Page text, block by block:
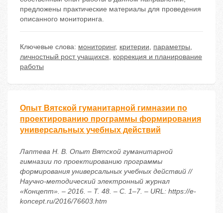
предложены практические материалы для проведения
описанного мониторинга.
Ключевые слова: мониторинг, критерии, параметры,
личностный рост учащихся, коррекция и планирование
работы
Опыт Вятской гуманитарной гимназии по
проектированию программы формирования
универсальных учебных действий
Лаптева Н. В. Опыт Вятской гуманитарной
гимназии по проектированию программы
формирования универсальных учебных действий //
Научно-методический электронный журнал
«Концепт». – 2016. – Т. 48. – С. 1–7. – URL: https://e-
koncept.ru/2016/76603.htm